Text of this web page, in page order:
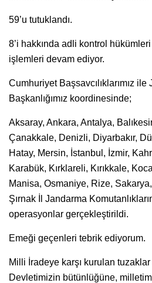
59’u tutuklandı.
8’i hakkında adli kontrol
işlemleri devam ediyor.
Cumhuriyet Başsavcılıklarımız
Başkanlığımız koordinesinde;
Aksaray, Ankara, Antalya,
Çanakkale, Denizli, Diyarbakır,
Hatay, Mersin, İstanbul, İzmir,
Karabük, Kırklareli, Kırıkkale,
Manisa, Osmaniye, Rize,
Şırnak İl Jandarma
operasyonlar gerçekleştirildi.
Emeği geçenleri tebrik ediyorum.
Milli İradeye karşı kurulan
Devletimizin bütünlüğüne,